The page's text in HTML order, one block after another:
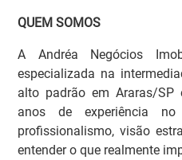
QUEM SOMOS
A Andréa Negócios
especializada na
alto padrão em Araras/
anos de experiência
profissionalismo, visão
entender o que realmente